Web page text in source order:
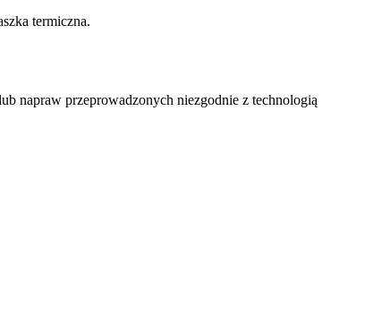
termiczna.
napraw przeprowadzonych niezgodnie z technologią